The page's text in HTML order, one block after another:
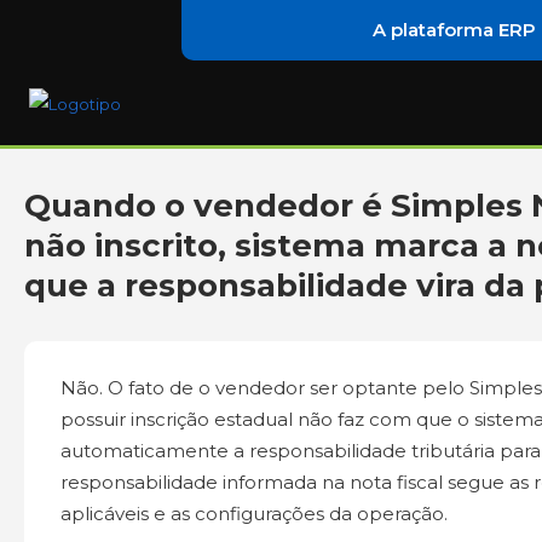
A plataforma
Quando o vendedor é Simples
não inscrito, sistema marca a
que a responsabilidade vira da
Não. O fato de o vendedor ser optante pelo
possuir inscrição estadual não faz com que o
automaticamente a responsabilidade tributária
responsabilidade informada na nota fiscal segue as
aplicáveis e as configurações da operação.